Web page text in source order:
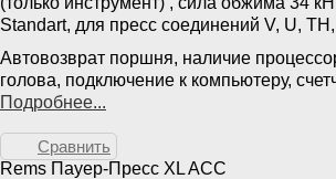
Standart, для пресс соединений V, U,
Автовозврат поршня, наличие
голова, подключение к компьютеру,
Подробнее...
Сравнить
Rems Пауер-Пресс XL ACC